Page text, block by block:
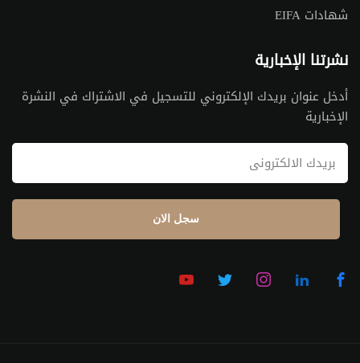
شهادات EIFA
نشرتنا الإخبارية
أدخل عنوان بريدك الإلكتروني للتسجيل في الاشتراك في النشرة
الإخبارية
سجل الان